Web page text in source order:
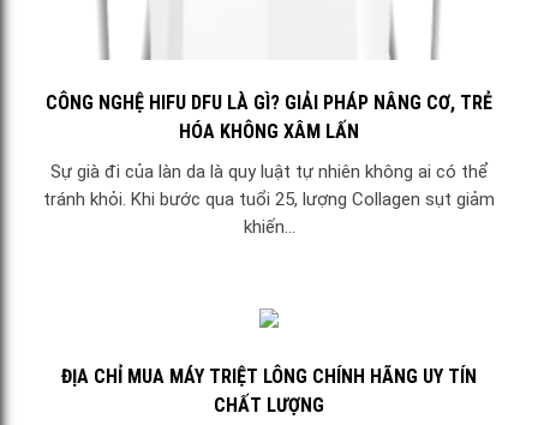
CÔNG NGHỆ HIFU DFU LÀ GÌ? GIẢI PHÁP NÂNG CƠ, TRẺ
HÓA KHÔNG XÂM LẤN
Sự già đi của làn da là quy luật tự nhiên không ai có thể
tránh khỏi. Khi bước qua tuổi 25, lượng Collagen sụt giảm
khiến...
ĐỊA CHỈ MUA MÁY TRIỆT LÔNG CHÍNH HÃNG UY TÍN
CHẤT LƯỢNG